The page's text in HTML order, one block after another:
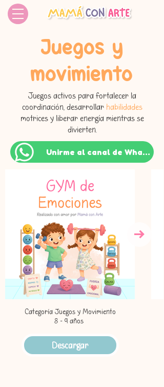
Juegos y
movimiento
Juegos activos para fortalecer la
coordinación, desarrollar habilidades
motrices y liberar energía mientras se
divierten.
Unirme al canal de WhatsApp
Categoría Juegos y Movimiento
8 - 9 años
Descargar